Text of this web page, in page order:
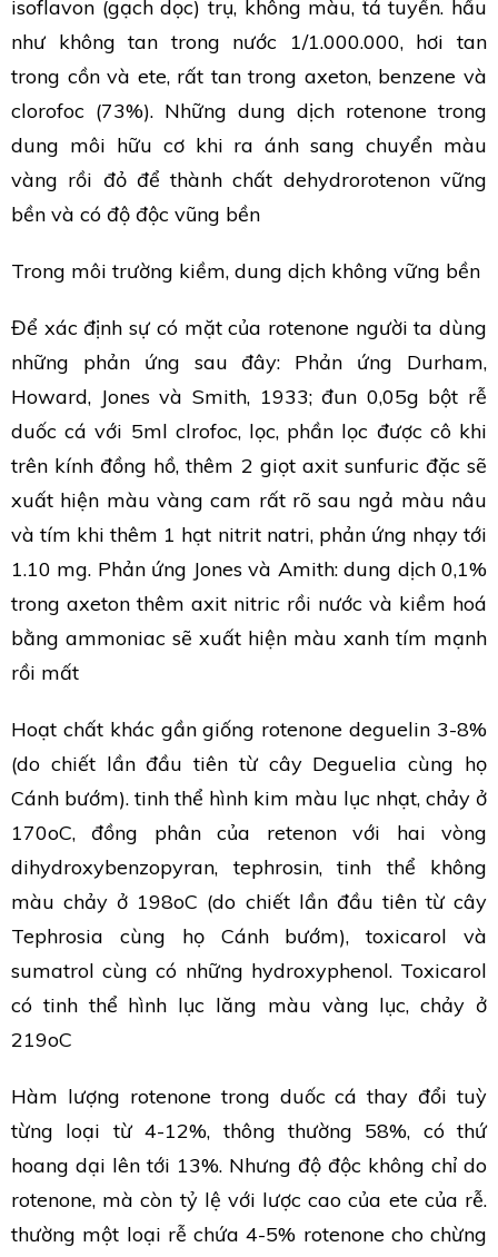
isoflavon (gạch dọc) trụ, không màu, tả tuyền. hầu
như không tan trong nước 1/1.000.000, hơi tan
trong cồn và ete, rất tan trong axeton, benzene và
clorofoc (73%). Những dung dịch rotenone trong
dung môi hữu cơ khi ra ánh sang chuyển màu
vàng rồi đỏ để thành chất dehydrorotenon vững
bền và có độ độc vũng bền
Trong môi trường kiềm, dung dịch không vững bền
Để xác định sự có mặt của rotenone người ta dùng
những phản ứng sau đây: Phản ứng Durham,
Howard, Jones và Smith, 1933; đun 0,05g bột rễ
duốc cá với 5ml clrofoc, lọc, phần lọc được cô khi
trên kính đồng hồ, thêm 2 giọt axit sunfuric đặc sẽ
xuất hiện màu vàng cam rất rõ sau ngả màu nâu
và tím khi thêm 1 hạt nitrit natri, phản ứng nhạy tới
1.10 mg. Phản ứng Jones và Amith: dung dịch 0,1%
trong axeton thêm axit nitric rồi nước và kiềm hoá
bằng ammoniac sẽ xuất hiện màu xanh tím mạnh
rồi mất
Hoạt chất khác gần giống rotenone deguelin 3-8%
(do chiết lần đầu tiên từ cây Deguelia cùng họ
Cánh bướm). tinh thể hình kim màu lục nhạt, chảy ở
170oC, đồng phân của retenon với hai vòng
dihydroxybenzopyran, tephrosin, tinh thể không
màu chảy ở 198oC (do chiết lần đầu tiên từ cây
Tephrosia cùng họ Cánh bướm), toxicarol và
sumatrol cùng có những hydroxyphenol. Toxicarol
có tinh thể hình lục lăng màu vàng lục, chảy ở
219oC
Hàm lượng rotenone trong duốc cá thay đổi tuỳ
từng loại từ 4-12%, thông thường 58%, có thứ
hoang dại lên tới 13%. Nhưng độ độc không chỉ do
rotenone, mà còn tỷ lệ với lược cao của ete của rễ.
thường một loại rễ chứa 4-5% rotenone cho chừng